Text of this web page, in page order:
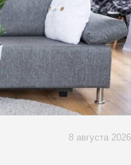
8 августа 2026